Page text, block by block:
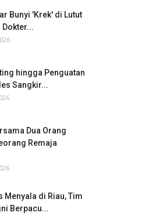
Bunyi 'Krek' di Lutut
hingga Penguatan
Sangkir...
Dua Orang
Remaja
Menyala di Riau, Tim
Berpacu...